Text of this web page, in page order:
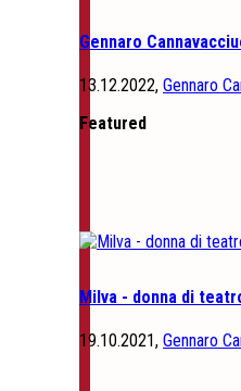
Gennaro
13.12.2022, Gennaro
Featured
Milva - donna di
19.10.2021, Gennaro